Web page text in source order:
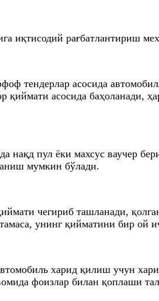
иқтисодий рағбатлантириш
тендерлар асосида
асосида баҳоланади,
нақд пул ёки махсус ваучер
мумкин бўлади.
чегириб ташланади,
унинг қийматини бир ой
харид қилиш учун
фоизлар билан қоплаши